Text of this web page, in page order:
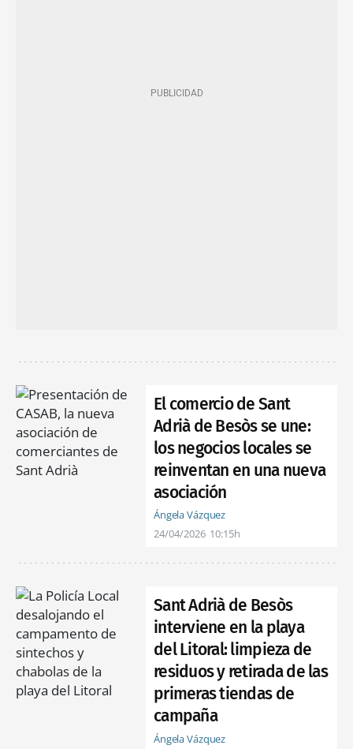
El comercio de Sant
Adrià de Besòs se une:
los negocios locales se
reinventan en una nueva
asociación
Ángela Vázquez
24/04/2026 10:15h
Sant Adrià de Besòs
interviene en la playa
del Litoral: limpieza de
residuos y retirada de las
primeras tiendas de
campaña
Ángela Vázquez